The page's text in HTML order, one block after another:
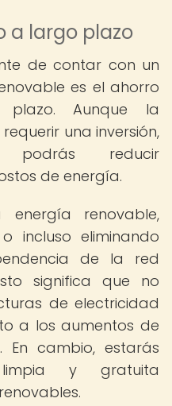
a largo plazo
de contar con un
es el ahorro
Aunque la
una inversión,
reducir
de energía.
renovable,
incluso eliminando
de la red
significa que no
de electricidad
a los aumentos de
cambio, estarás
y gratuita